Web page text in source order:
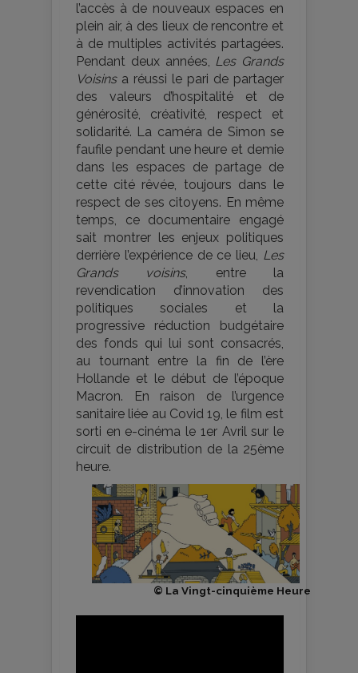
l’accès à de nouveaux espaces en
plein air, à des lieux de rencontre et
à de multiples activités partagées.
Pendant deux années, Les Grands
Voisinsa réussi le pari de partager
des valeurs d’hospitalité et de
générosité, créativité, respect et
solidarité. La caméra de Simon se
faufile pendant une heure et demie
dans les espaces de partage de
cette cité rêvée, toujours dans le
respect de ses citoyens. En même
temps, ce documentaire engagé
sait montrer les enjeux politiques
derrière l’expérience de ce lieu, Les
Grands voisins, entre la
revendication d’innovation des
politiques sociales et la
progressive réduction budgétaire
des fonds qui lui sont consacrés,
au tournant entre la fin de l’ère
Hollande et le début de l’époque
Macron. En raison de l’urgence
sanitaire liée au Covid 19, le film est
sorti en e-cinéma le 1er Avril sur le
circuit de distribution de la 25ème
heure.
© La Vingt-cinquième Heure